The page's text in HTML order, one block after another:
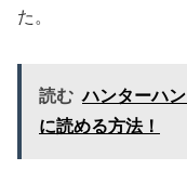
た。
読む ハンターハ
に読める方法！